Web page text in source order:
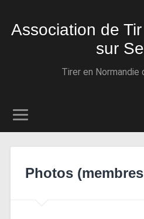
Association de
sur
Tirer en Normandie
Photos